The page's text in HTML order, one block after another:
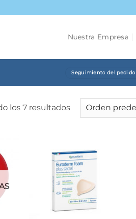
Nuestra Empresa
Seguimiento del pedido
los 7 resultados